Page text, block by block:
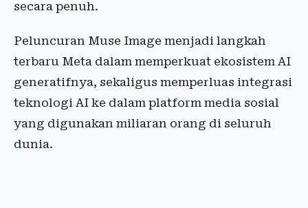
secara penuh.
Peluncuran Muse Image menjadi langkah
terbaru Meta dalam memperkuat ekosistem AI
generatifnya, sekaligus memperluas integrasi
teknologi AI ke dalam platform media sosial
yang digunakan miliaran orang di seluruh
dunia.